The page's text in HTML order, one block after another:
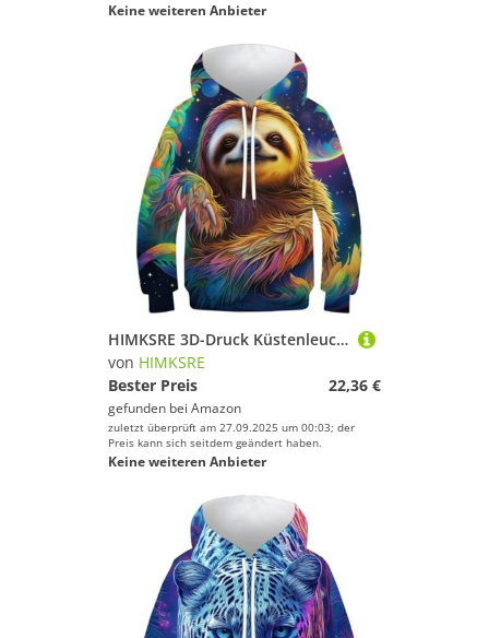
Keine weiteren Anbieter
HIMKSRE 3D-Druck Küstenleuchttürme Kinder Hoodie Teen Mädchen Jungen Sweatshirt Tasche Pullover Hoodie for 6-7 Jahre(Style-7,160)
von HIMKSRE
Bester Preis
22,36 €
gefunden bei Amazon
zuletzt überprüft am 27.09.2025 um 00:03; der
Preis kann sich seitdem geändert haben.
Keine weiteren Anbieter